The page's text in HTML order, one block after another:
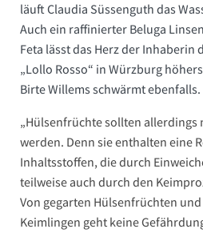
läuft Claudia Süssenguth das
Auch ein raffinierter Beluga
Feta lässt das Herz der Inhaberin
„Lollo Rosso“ in Würzburg
Birte Willems schwärmt ebenfalls.
„Hülsenfrüchte sollten allerdings
werden. Denn sie enthalten eine
Inhaltsstoffen, die durch
teilweise auch durch den
Von gegarten Hülsenfrüchten
Keimlingen geht keine